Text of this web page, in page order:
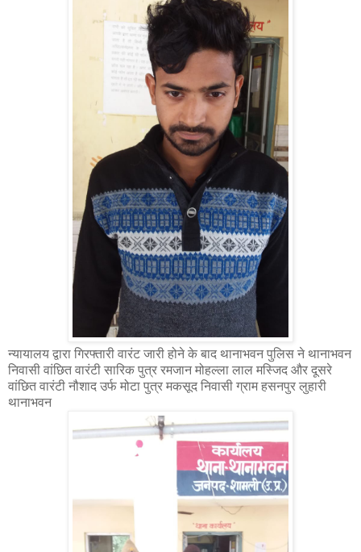
न्यायालय द्वारा गिरफ्तारी वारंट जारी होने के बाद थानाभवन पुलिस ने थानाभवन
निवासी वांछित वारंटी सारिक पुत्र रमजान मोहल्ला लाल मस्जिद और दूसरे
वांछित वारंटी नौशाद उर्फ मोटा पुत्र मकसूद निवासी ग्राम हसनपुर लुहारी
थानाभवन